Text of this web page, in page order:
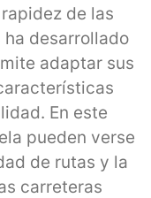
de las
ha desarrollado
adaptar sus
En este
pueden verse
de rutas y la
carreteras